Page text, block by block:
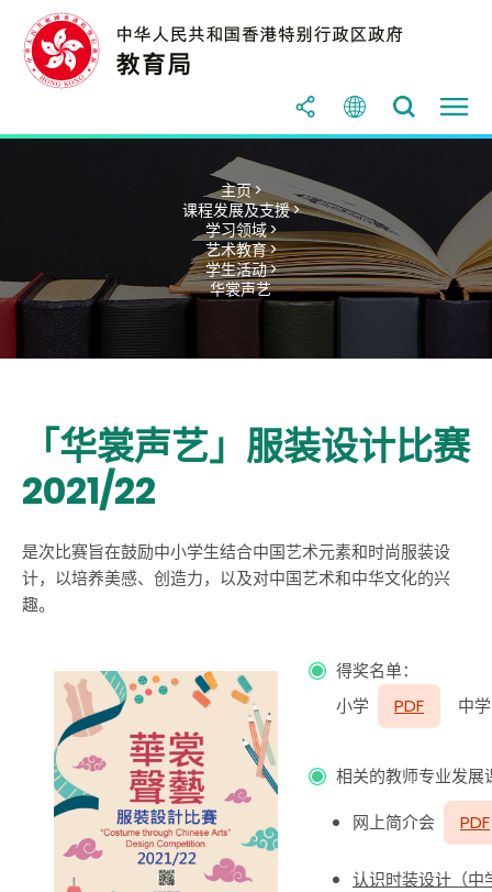
主页 >
课程发展及支援 >
学习领域 >
艺术教育 >
学生活动 >
华裳声艺
「华裳声艺」服装设计比赛
2021/22
是次比赛旨在鼓励中小学生结合中国艺术元素和时尚服装设
计，以培养美感、创造力，以及对中国艺术和中华文化的兴
趣。
得奖名单：
小学
PDF 中
相关的教师专业发展
网上简介会
PDF
认识时装设计（中